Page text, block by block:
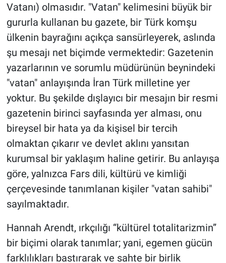
Vatanı) olmasıdır. "Vatan" kelimesini büyük bir
gururla kullanan bu gazete, bir Türk komşu
ülkenin bayrağını açıkça sansürleyerek, aslında
şu mesajı net biçimde vermektedir: Gazetenin
yazarlarının ve sorumlu müdürünün beynindeki
"vatan" anlayışında İran Türk milletine yer
yoktur. Bu şekilde dışlayıcı bir mesajın bir resmi
gazetenin birinci sayfasında yer alması, onu
bireysel bir hata ya da kişisel bir tercih
olmaktan çıkarır ve devlet aklını yansıtan
kurumsal bir yaklaşım haline getirir. Bu anlayışa
göre, yalnızca Fars dili, kültürü ve kimliği
çerçevesinde tanımlanan kişiler "vatan sahibi"
sayılmaktadır.
Hannah Arendt, ırkçılığı “kültürel totalitarizmin”
bir biçimi olarak tanımlar; yani, egemen gücün
farklılıkları bastırarak ve sahte bir birlik